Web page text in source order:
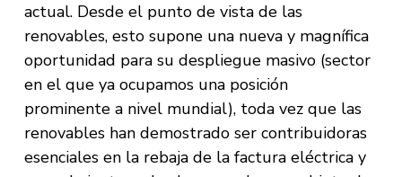
actual. Desde el punto de vista de las
renovables, esto supone una nueva y magnífica
oportunidad para su despliegue masivo (sector
en el que ya ocupamos una posición
prominente a nivel mundial), toda vez que las
renovables han demostrado ser contribuidoras
esenciales en la rebaja de la factura eléctrica y